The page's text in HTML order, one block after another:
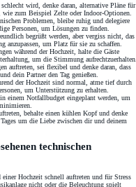
schlecht wird, denke daran, alternative Pläne für
wie zum Beispiel Zelte oder Indoor-Optionen.
Problemen, bleibe ruhig und delegiere
Personen, um Lösungen zu finden.
begrüßt werden, aber vergiss nicht, das
anzupassen, um Platz für sie zu schaffen.
während der Hochzeit, halte die Gäste
um die Stimmung aufrechtzuerhalten.
auftreten, sei flexibel und denke daran, dass
dein Partner den Tag genießen.
der Hochzeit sind normal, atme tief durch
um Unterstützung zu erhalten.
einem Notfallbudget eingeplant werden, um
behalte einen kühlen Kopf und denke
um die Liebe zwischen dir und deinem
technischen
einer Hochzeit schnell auftreten und für Stress
nicht oder die Beleuchtung spielt